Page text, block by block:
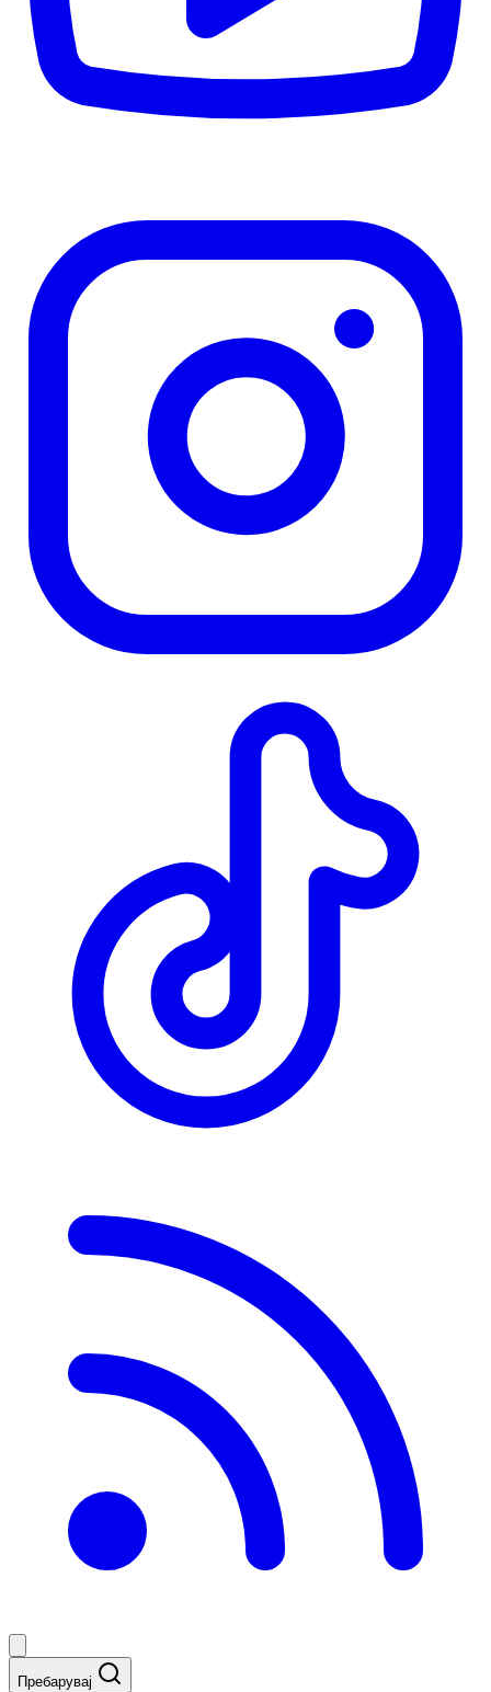
Пребарувај